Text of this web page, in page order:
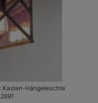
Kasten-Hängeleuchte